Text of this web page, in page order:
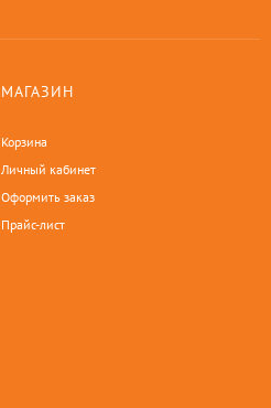
МАГАЗИН
Корзина
Личный кабинет
Оформить заказ
Прайс-лист